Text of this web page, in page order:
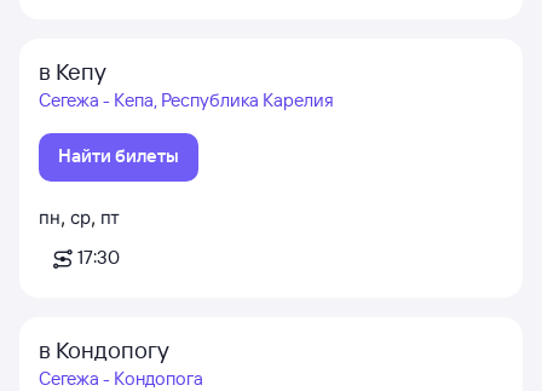
в Кепу
Сегежа - Кепа, Республика Карелия
Найти билеты
пн, ср, пт
17:30
в Кондопогу
Сегежа - Кондопога